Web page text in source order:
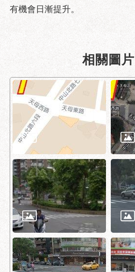
包
中
心
助
專
區
網
站
覽
回
首
頁
English
台
北
通
有機會日漸提升。
相關圖片